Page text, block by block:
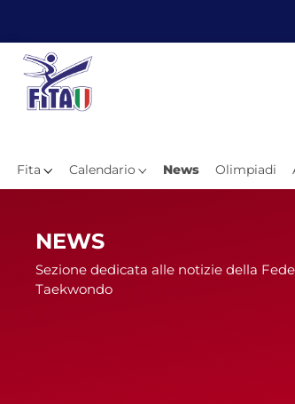
Fita Calendario News Olimpiadi
NEWS
Sezione dedicata alle notizie della
Taekwondo